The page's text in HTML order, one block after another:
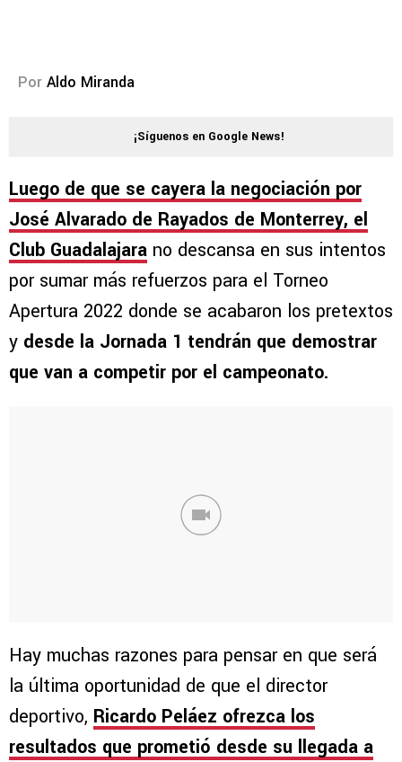
Por Aldo Miranda
¡Síguenos en Google News!
Luego de que se cayera la negociación por
José Alvarado de Rayados de Monterrey, el
Club Guadalajara no descansa en sus intentos
por sumar más refuerzos para el Torneo
Apertura 2022 donde se acabaron los pretextos
y desde la Jornada 1 tendrán que demostrar
que van a competir por el campeonato.
Hay muchas razones para pensar en que será
la última oportunidad de que el director
deportivo, Ricardo Peláez ofrezca los
resultados que prometió desde su llegada a